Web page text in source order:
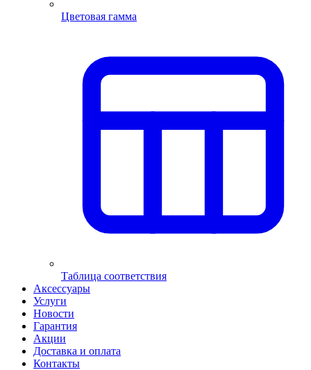
Цветовая гамма
Таблица соответствия
Аксессуары
Услуги
Новости
Гарантия
Акции
Доставка и оплата
Контакты